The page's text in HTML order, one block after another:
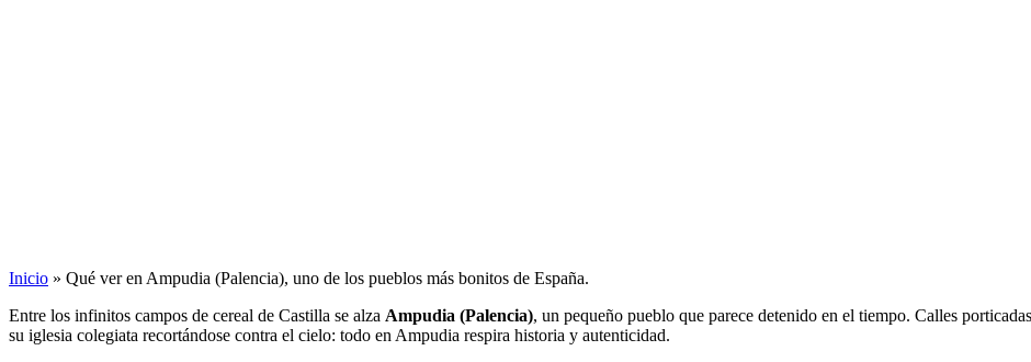
Inicio » Qué ver en Ampudia (Palencia), uno de los pueblos más bonitos de España.
Entre los infinitos campos de cereal de Castilla se alza Ampudia (Palencia), un pequeño pueblo que parece detenido en el tiempo. Calles
su iglesia colegiata recortándose contra el cielo: todo en Ampudia respira historia y autenticidad.